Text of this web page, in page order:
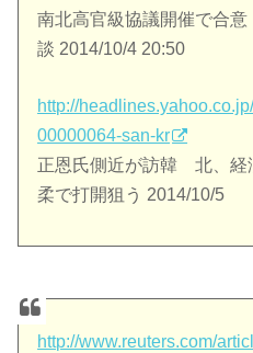
南北高官級協議開催で合
談 2014/10/4 20:50
http://
00000064-san-kr
正恩氏側近が訪韓 北、
柔で打開狙う 2014/10/5
http://www.reuters.com/